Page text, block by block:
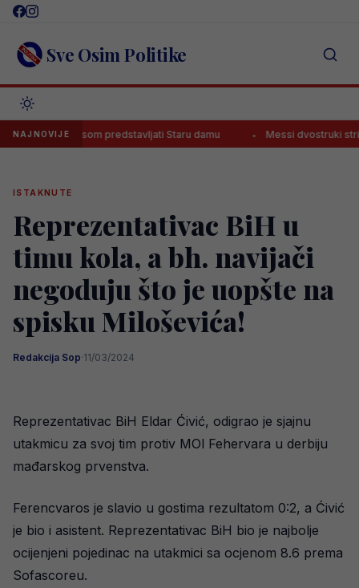
Skip
content Sve Osim Politike
NAJNOVIJE
će dresom predstavljati Staru damu Messi dvostruki strijelac za
ISTAKNUTE
Reprezentativac BiH u
timu kola, a bh. navijači
negoduju što je uopšte na
spisku Miloševića!
Redakcija Sop·11/03/2024
Reprezentativac BiH Eldar Ćivić, odigrao je sjajnu
utakmicu za svoj tim protiv MOl Fehervara u derbiju
mađarskog prvenstva.
Ferencvaros je slavio u gostima rezultatom 0:2, a Ćivić
je bio i asistent. Reprezentativac BiH bio je najbolje
ocijenjeni pojedinac na utakmici sa ocjenom 8.6 prema
Sofascoreu.